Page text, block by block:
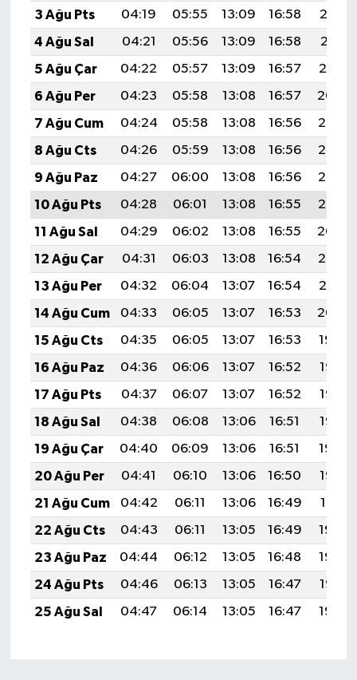
3 Ağu Pts
04:19 05:55 13:09 16:58
20:12
4 Ağu Sal
04:21 05:56 13:09 16:58
20:11
5 Ağu Çar
04:22 05:57 13:09 16:57
20:10
6 Ağu Per
04:23 05:58 13:08 16:57
20:09
7 Ağu Cum
04:24 05:58 13:08 16:56
20:08
8 Ağu Cts
04:26 05:59 13:08 16:56
20:07
9 Ağu Paz
04:27 06:00 13:08 16:56
20:06
10 Ağu Pts
04:28 06:01 13:08 16:55
20:05
11 Ağu Sal
04:29 06:02 13:08 16:55
20:04
12 Ağu Çar
04:31 06:03 13:08 16:54
20:02
13 Ağu Per
04:32 06:04 13:07 16:54
20:01
14 Ağu Cum
04:33 06:05 13:07 16:53
20:00
15 Ağu Cts
04:35 06:05 13:07 16:53
19:59
16 Ağu Paz
04:36 06:06 13:07 16:52
19:57
17 Ağu Pts
04:37 06:07 13:07 16:52
19:56
18 Ağu Sal
04:38 06:08 13:06 16:51
19:55
19 Ağu Çar
04:40 06:09 13:06 16:51
19:54
20 Ağu Per
04:41 06:10 13:06 16:50
19:52
21 Ağu Cum
04:42 06:11 13:06 16:49
19:51
22 Ağu Cts
04:43 06:11 13:05 16:49
19:50
23 Ağu Paz
04:44 06:12 13:05 16:48
19:48
24 Ağu Pts
04:46 06:13 13:05 16:47
19:47
25 Ağu Sal
04:47 06:14 13:05 16:47 19:45